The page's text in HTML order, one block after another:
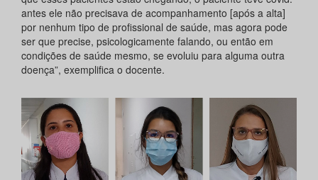
antes ele não precisava de acompanhamento [após a alta]
por nenhum tipo de profissional de saúde, mas agora pode
ser que precise, psicologicamente falando, ou então em
condições de saúde mesmo, se evoluiu para alguma outra
doença”, exemplifica o docente.